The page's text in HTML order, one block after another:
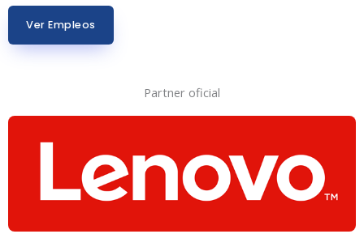
Ver Empleos
Partner oficial